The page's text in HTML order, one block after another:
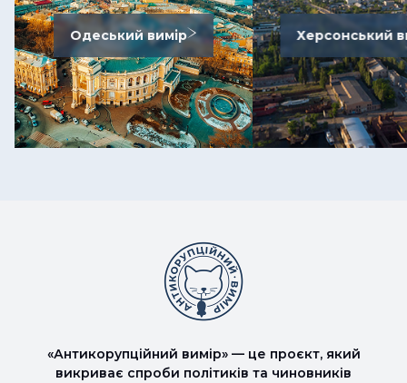
Одеський вимір Херсонський
«Антикорупційний вимір» — це проєкт, який
викриває спроби політиків та чиновників